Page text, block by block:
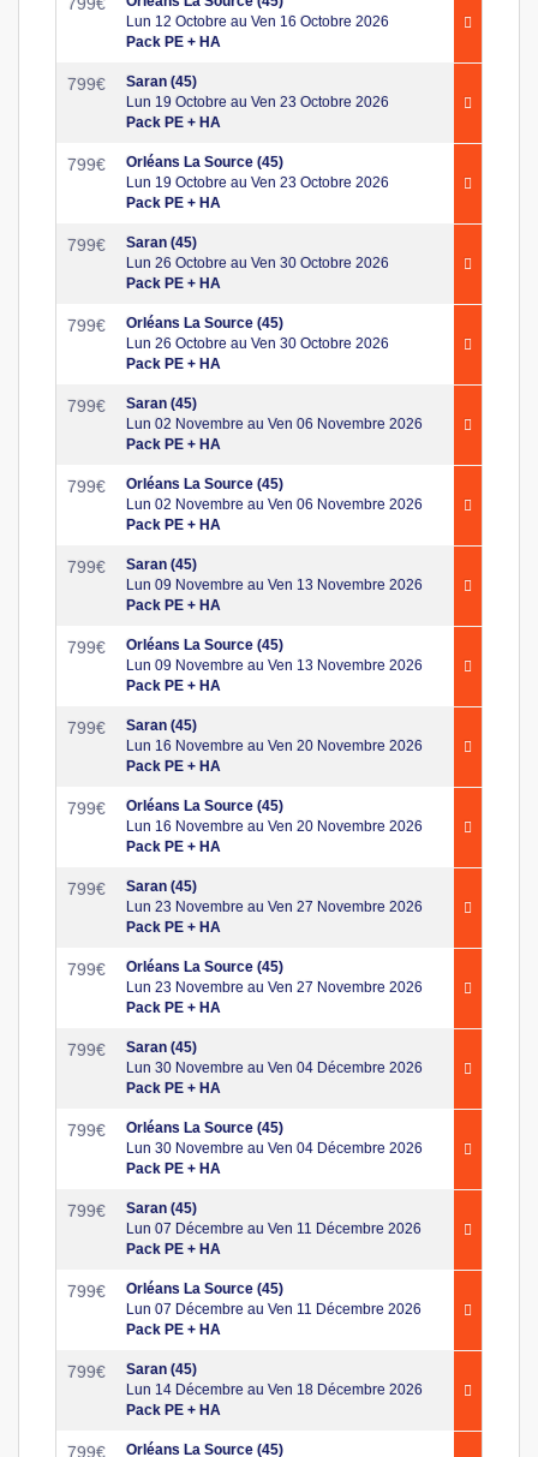
Lun 12 Octobre au Ven 16 Octobre 2026
Pack PE + HA
799€
Saran (45)
Lun 19 Octobre au Ven 23 Octobre 2026
Pack PE + HA
799€
Orléans La Source (45)
Lun 19 Octobre au Ven 23 Octobre 2026
Pack PE + HA
799€
Saran (45)
Lun 26 Octobre au Ven 30 Octobre 2026
Pack PE + HA
799€
Orléans La Source (45)
Lun 26 Octobre au Ven 30 Octobre 2026
Pack PE + HA
799€
Saran (45)
Lun 02 Novembre au Ven 06 Novembre 2026
Pack PE + HA
799€
Orléans La Source (45)
Lun 02 Novembre au Ven 06 Novembre 2026
Pack PE + HA
799€
Saran (45)
Lun 09 Novembre au Ven 13 Novembre 2026
Pack PE + HA
799€
Orléans La Source (45)
Lun 09 Novembre au Ven 13 Novembre 2026
Pack PE + HA
799€
Saran (45)
Lun 16 Novembre au Ven 20 Novembre 2026
Pack PE + HA
799€
Orléans La Source (45)
Lun 16 Novembre au Ven 20 Novembre 2026
Pack PE + HA
799€
Saran (45)
Lun 23 Novembre au Ven 27 Novembre 2026
Pack PE + HA
799€
Orléans La Source (45)
Lun 23 Novembre au Ven 27 Novembre 2026
Pack PE + HA
799€
Saran (45)
Lun 30 Novembre au Ven 04 Décembre 2026
Pack PE + HA
799€
Orléans La Source (45)
Lun 30 Novembre au Ven 04 Décembre 2026
Pack PE + HA
799€
Saran (45)
Lun 07 Décembre au Ven 11 Décembre 2026
Pack PE + HA
799€
Orléans La Source (45)
Lun 07 Décembre au Ven 11 Décembre 2026
Pack PE + HA
799€
Saran (45)
Lun 14 Décembre au Ven 18 Décembre 2026
Pack PE + HA
799€
Orléans La Source (45)